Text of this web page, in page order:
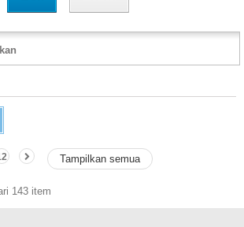
Tampilkan semua
143 item